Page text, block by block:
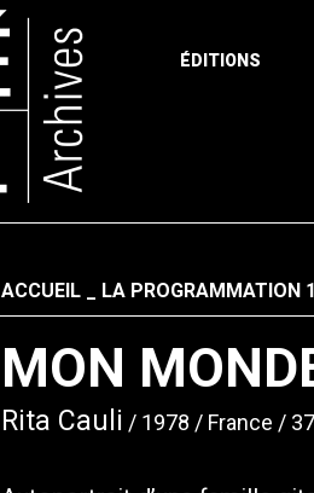
ÉDITIONS
Fil d'ariane
ACCUEIL LA PROGRAMMATION
MON
Rita Cauli 1978 France